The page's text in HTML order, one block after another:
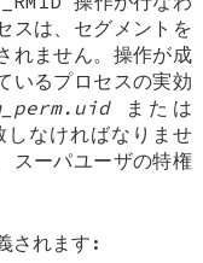
スは、セグメントを
れません。操作が成
いるプロセスの実効
または
なければなりませ
スーパユーザの特権
されます: